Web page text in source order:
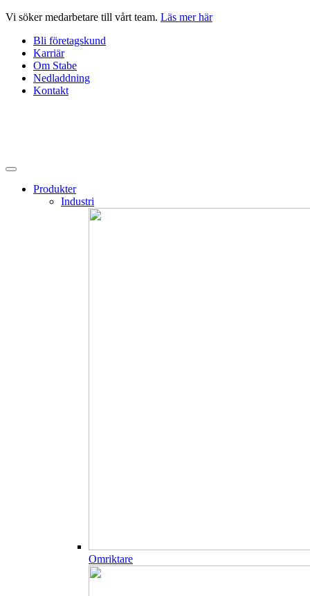
Hoppa
innehåll
Vi söker medarbetare till vårt team. Läs mer här
Bli företagskund
Karriär
Om Stabe
Nedladdning
Kontakt
Produkter
Industri
Omriktare